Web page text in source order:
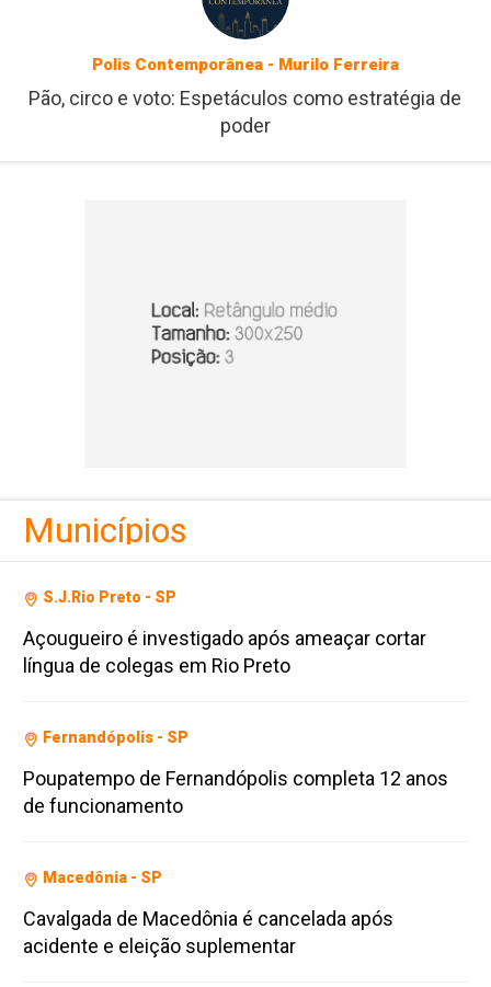
Polis Contemporânea - Murilo Ferreira
Pão, circo e voto: Espetáculos como estratégia de
poder
Municípios
S.J.Rio Preto - SP
Açougueiro é investigado após ameaçar cortar
língua de colegas em Rio Preto
Fernandópolis - SP
Poupatempo de Fernandópolis completa 12 anos
de funcionamento
Macedônia - SP
Cavalgada de Macedônia é cancelada após
acidente e eleição suplementar